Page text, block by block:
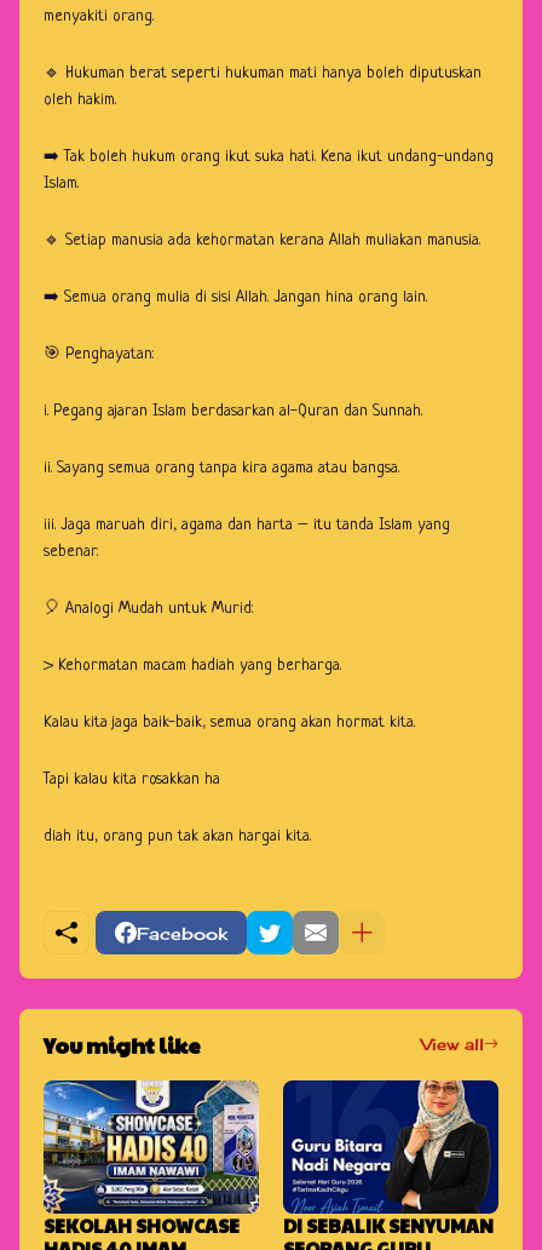
menyakiti orang.
🔹 Hukuman berat seperti hukuman mati hanya boleh diputuskan
oleh hakim.
➡️ Tak boleh hukum orang ikut suka hati. Kena ikut undang-undang
Islam.
🔹 Setiap manusia ada kehormatan kerana Allah muliakan manusia.
➡️ Semua orang mulia di sisi Allah. Jangan hina orang lain.
🎯 Penghayatan:
i. Pegang ajaran Islam berdasarkan al-Quran dan Sunnah.
ii. Sayang semua orang tanpa kira agama atau bangsa.
iii. Jaga maruah diri, agama dan harta – itu tanda Islam yang
sebenar.
🎈 Analogi Mudah untuk Murid:
> Kehormatan macam hadiah yang berharga.
Kalau kita jaga baik-baik, semua orang akan hormat kita.
Tapi kalau kita rosakkan ha
diah itu, orang pun tak akan hargai kita.
Facebook
You might like View all
SEKOLAH SHOWCASE
DI SEBALIK SENYUMAN